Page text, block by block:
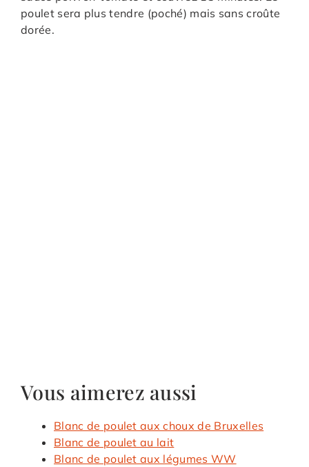
poulet sera plus tendre (poché) mais sans croûte
dorée.
Vous aimerez aussi
Blanc de poulet aux choux de Bruxelles
Blanc de poulet au lait
Blanc de poulet aux légumes WW